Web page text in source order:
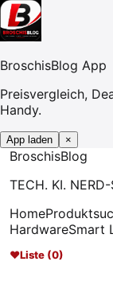
BroschisBlog App
Preisvergleich,
Handy.
App laden ×
BroschisBlog
TECH. KI.
Home
HardwareSmart
♥Liste (0)